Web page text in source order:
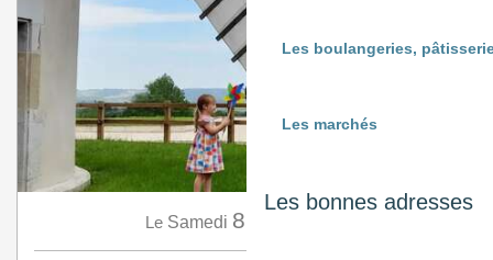
Les boulangeries,
Les marchés
Les bonnes adresses
Le Samedi 8